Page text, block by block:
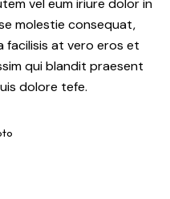
molestie consequat,
facilisis at vero eros et
qui blandit praesent
dolore tefe.